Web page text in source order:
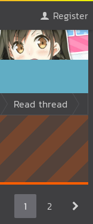
Register
Read thread
1 2